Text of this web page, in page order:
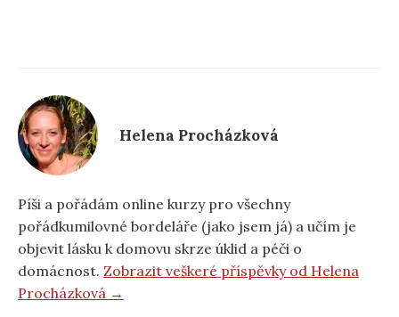
Helena Procházková
Píši a pořádám online kurzy pro všechny
pořádkumilovné bordeláře (jako jsem já) a učím je
objevit lásku k domovu skrze úklid a péči o
domácnost. Zobrazit veškeré příspěvky od Helena
Procházková →